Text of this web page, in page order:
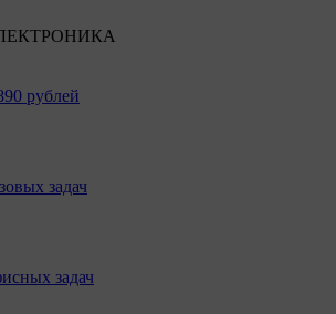
рублей
задач
задач